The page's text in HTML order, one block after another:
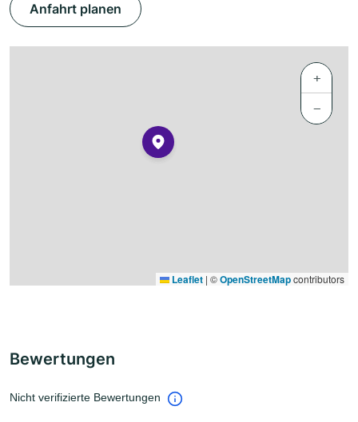
Anfahrt planen
+
−
Leaflet | ©OpenStreetMapcontributors
Bewertungen
Nicht verifizierte Bewertungen